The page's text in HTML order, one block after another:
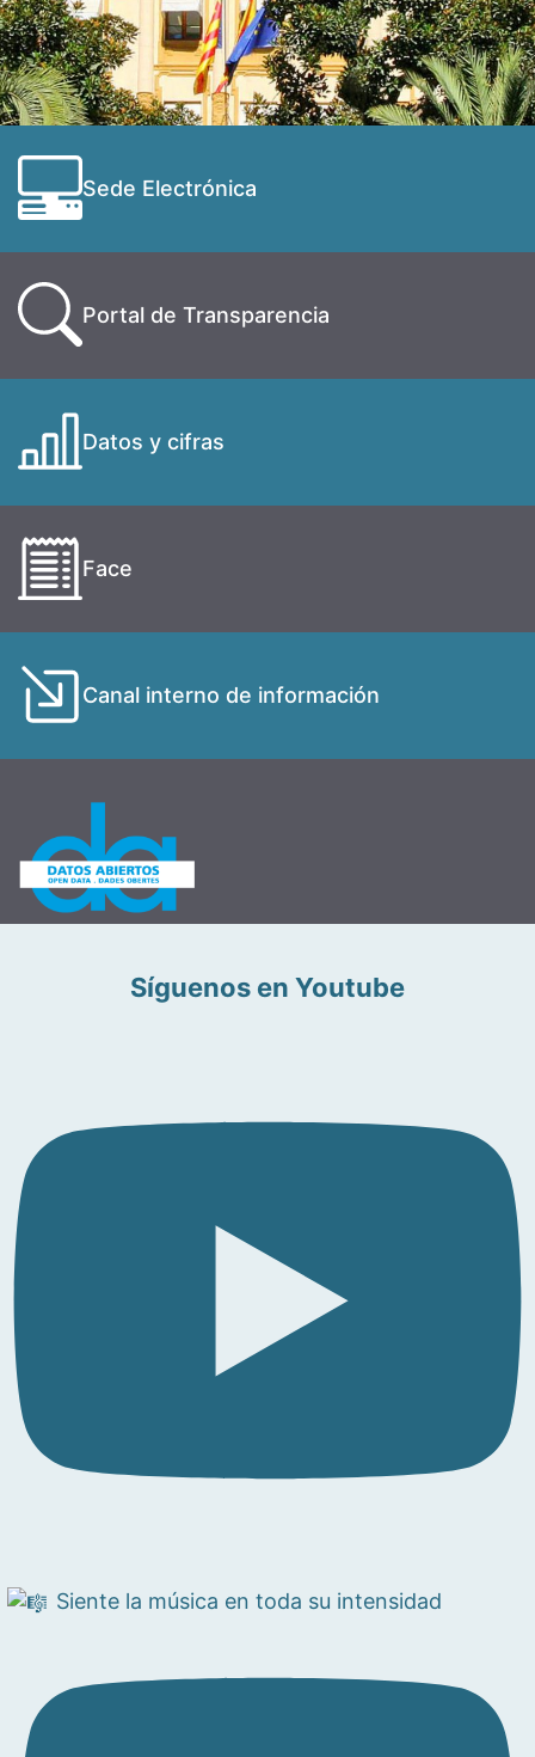
Sede Electrónica
Portal de Transparencia
Datos y cifras
Face
Canal interno de información
Síguenos en Youtube
Siente la música en toda su intensidad